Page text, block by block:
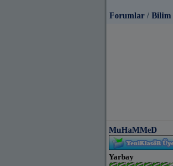
Forumlar /
MuHaMMeD
Yarbay